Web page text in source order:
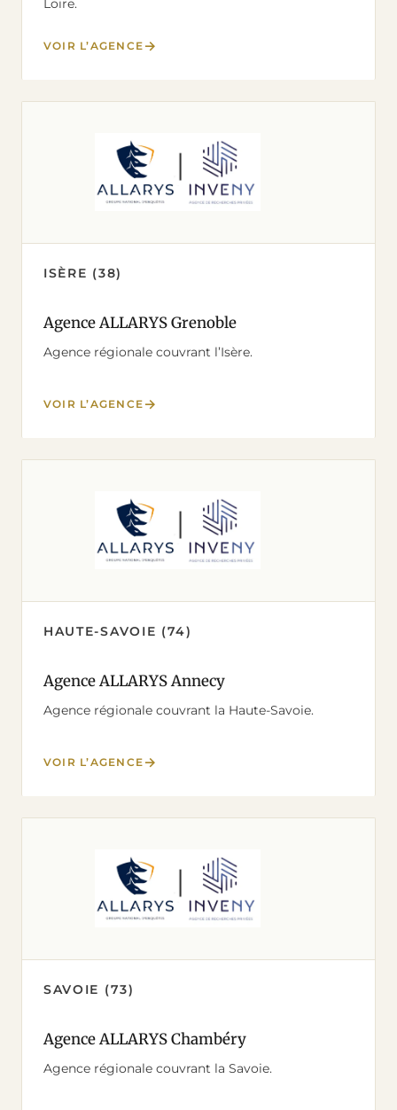
Loire.
VOIR L’AGENCE
ISÈRE (38)
Agence ALLARYS Grenoble
Agence régionale couvrant l’Isère.
VOIR L’AGENCE
HAUTE-SAVOIE (74)
Agence ALLARYS Annecy
Agence régionale couvrant la Haute-Savoie.
VOIR L’AGENCE
SAVOIE (73)
Agence ALLARYS Chambéry
Agence régionale couvrant la Savoie.